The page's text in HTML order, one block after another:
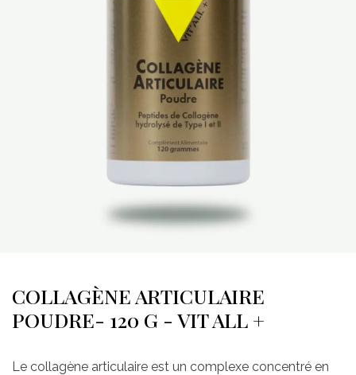
COLLAGÈNE ARTICULAIRE
POUDRE- 120 G - VIT ALL +
Le collagène articulaire est un complexe concentré en